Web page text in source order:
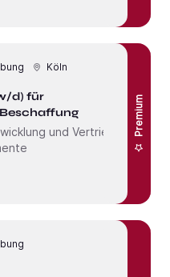
Köln
d) für
und Vertrieb
Premium